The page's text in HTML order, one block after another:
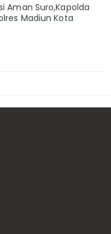
Aman Suro,Kapolda
Madiun Kota